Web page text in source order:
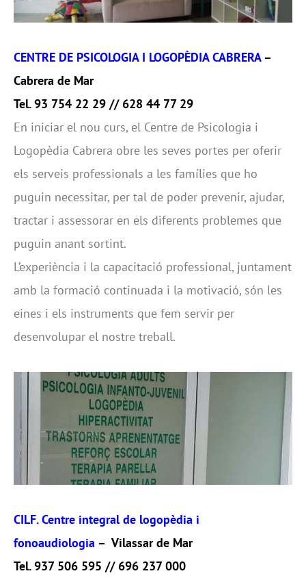
CENTRE DE PSICOLOGIA I LOGOPÈDIA CABRERA–
Cabrera de Mar
Tel. 93 754 22 29 // 628 44 77 29
En iniciar el nou curs, el Centre de Psicologia i
Logopèdia Cabrera obre les seves portes per oferir
els serveis professionals a les famílies que ho
puguin necessitar, per tal de poder prevenir, ajudar,
tractar i assessorar en els diferents problemes que
puguin anant sortint.
L’experiència i la capacitació professional, juntament
amb la formació continuada i la motivació, són les
eines i els instruments que fem servir per
desenvolupar el nostre treball.
CILF. Centre integral de logopèdia i
fonoaudiologia – Vilassar de Mar
Tel. 937 506 595 // 696 237 000